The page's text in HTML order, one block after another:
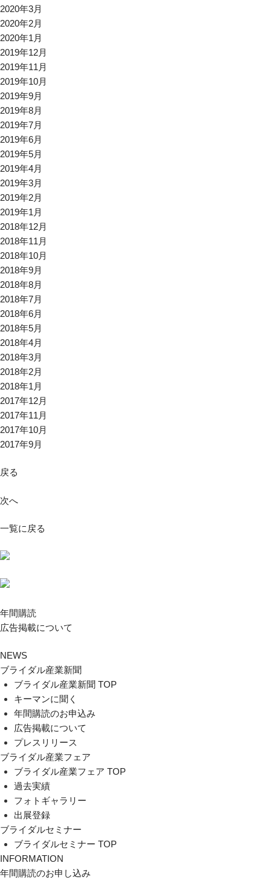
2020年3月
2020年2月
2020年1月
2019年12月
2019年11月
2019年10月
2019年9月
2019年8月
2019年7月
2019年6月
2019年5月
2019年4月
2019年3月
2019年2月
2019年1月
2018年12月
2018年11月
2018年10月
2018年9月
2018年8月
2018年7月
2018年6月
2018年5月
2018年4月
2018年3月
2018年2月
2018年1月
2017年12月
2017年11月
2017年10月
2017年9月
戻る
次へ
一覧に戻る
年間購読
広告掲載について
NEWS
ブライダル産業新聞
ブライダル産業新聞 TOP
キーマンに聞く
年間購読のお申込み
広告掲載について
プレスリリース
ブライダル産業フェア
ブライダル産業フェア TOP
過去実績
フォトギャラリー
出展登録
ブライダルセミナー
ブライダルセミナー TOP
INFORMATION
年間購読のお申し込み